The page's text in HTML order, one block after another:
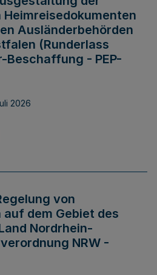
Ausländerbehörden
(Runderlass
Beschaffung - PEP-
2026
von
dem Gebiet des
Nordrhein-
NRW -